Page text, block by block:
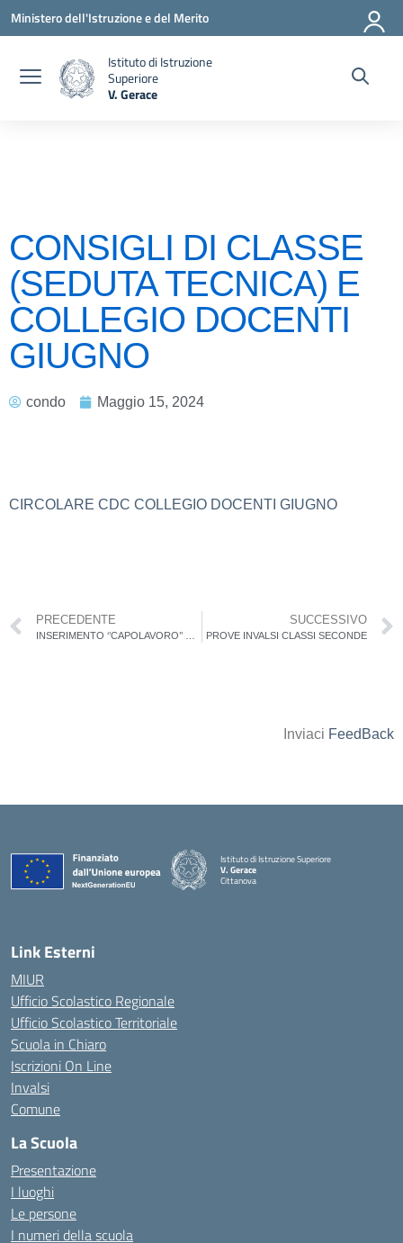
Vai ai contenuti
Vai al menu di navigazione
Vai al footer
Ministero dell'Istruzione e del Merito
Istituto di Istruzione
Superiore
V. Gerace
CONSIGLI DI CLASSE
(SEDUTA TECNICA) E
COLLEGIO DOCENTI
GIUGNO
condo Maggio 15, 2024
CIRCOLARE CDC COLLEGIO DOCENTI GIUGNO
PRECEDENTE SUCCESSIVO
PROVE INVALSI CLASSI SECONDE
Inviaci FeedBack
Istituto di Istruzione Superiore
V. Gerace
Cittanova
Link Esterni
MIUR
Ufficio Scolastico Regionale
Ufficio Scolastico Territoriale
Scuola in Chiaro
Iscrizioni On Line
Invalsi
Comune
La Scuola
Presentazione
I luoghi
Le persone
I numeri della scuola